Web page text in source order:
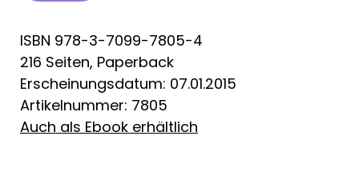
ISBN 978-3-7099-7805-4
216 Seiten, Paperback
Erscheinungsdatum: 07.01.2015
Artikelnummer: 7805
Auch als Ebook erhältlich